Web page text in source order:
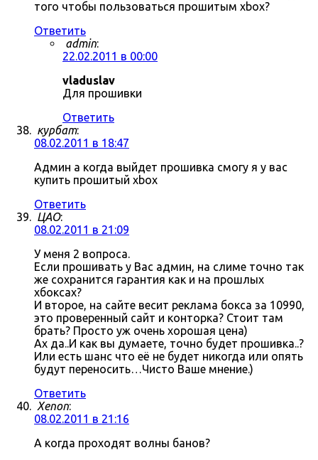
того чтобы пользоваться прошитым xbox?
Ответить
admin:
22.02.2011 в 00:00
vladuslav
Для прошивки
Ответить
курбат:
08.02.2011 в 18:47
Админ а когда выйдет прошивка смогу я у вас
купить прошитый xbox
Ответить
ЦАО:
08.02.2011 в 21:09
У меня 2 вопроса.
Если прошивать у Вас админ, на слиме точно так
же сохранится гарантия как и на прошлых
хбоксах?
И второе, на сайте весит реклама бокса за 10990,
это проверенный сайт и конторка? Стоит там
брать? Просто уж очень хорошая цена)
Ах да..И как вы думаете, точно будет прошивка..?
Или есть шанс что её не будет никогда или опять
будут переносить…Чисто Ваше мнение.)
Ответить
Xenon:
08.02.2011 в 21:16
А когда проходят волны банов?